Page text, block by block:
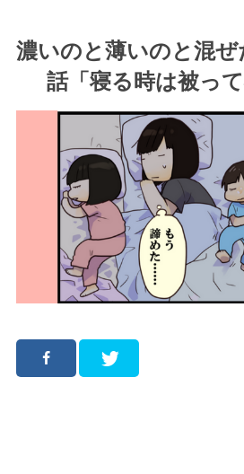
濃いのと薄いのと混
話「寝る時は被っ